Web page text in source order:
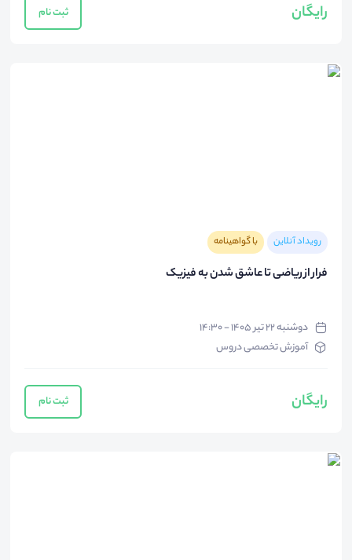
رایگان ثبت نام
رویداد آنلاین با گواهینامه
فرار از ریاضی تا عاشق شدن به فیزیک
دوشنبه ۲۲ تیر ۱۴۰۵ - ۱۴:۳۰
آموزش تخصصی دروس
رایگان ثبت نام